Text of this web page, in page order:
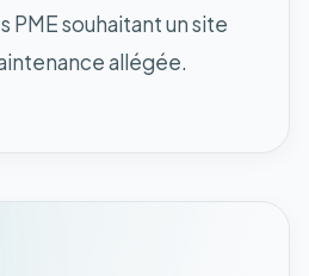
PME souhaitant un site
allégée.